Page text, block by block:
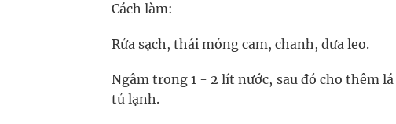
Cách làm:
Rửa sạch, thái mỏng cam, chanh, dưa leo.
Ngâm trong 1 - 2 lít nước, sau đó cho thêm
tủ lạnh.